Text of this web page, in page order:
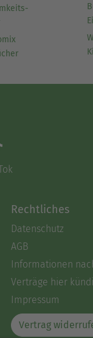
Rechtliches
Datenschutz
AGB
Informationen
Verträge hier
Impressum
Vertrag